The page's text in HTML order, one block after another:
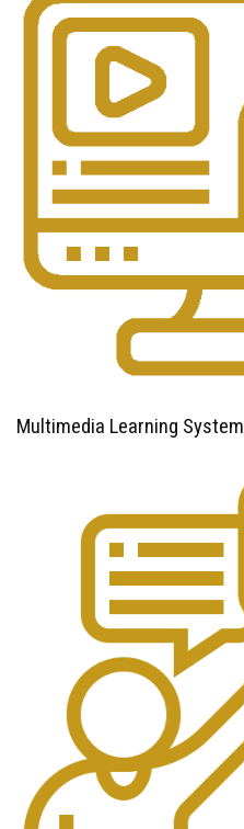
Multimedia Learning System